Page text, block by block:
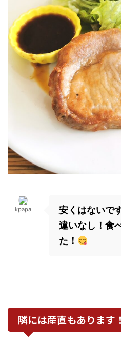
kpapa
安くはないで
違いなし！食
た！
隣には産直もあります！